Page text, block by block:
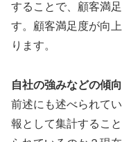
することで、顧客満
す。顧客満足度が向
ります。
自社の強みなどの傾
前述にも述べられて
報として集計するこ